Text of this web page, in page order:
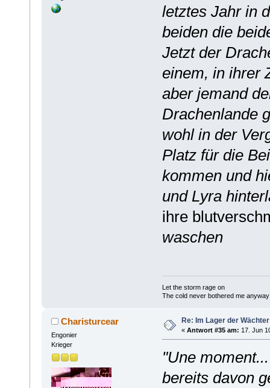
letztes Jahr in
beiden die
Jetzt der
einem, in ihrer
aber jemand
Drachenlande
wohl in der
Platz für die
kommen und
und Lyra
ihre
waschen
Let the storm rage on
The cold never bothered me
Charisturcear
Engonier
Krieger
Re: Im Lager der
« Antwort #35 am: 17. Jun
"Une
bereits davon